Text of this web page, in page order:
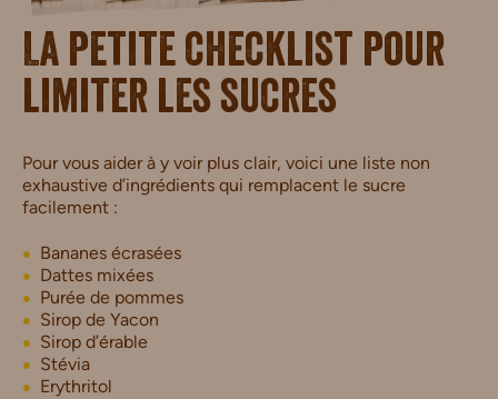
La petite checklist pour
limiter les sucres
Pour vous aider à y voir plus clair, voici une liste non
exhaustive d’ingrédients qui remplacent le sucre
facilement :
Bananes écrasées
Dattes mixées
Purée de pommes
Sirop de Yacon
Sirop d’érable
Stévia
Erythritol